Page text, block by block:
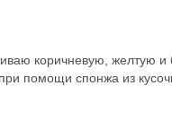
коричневую, желтую и
помощи спонжа из